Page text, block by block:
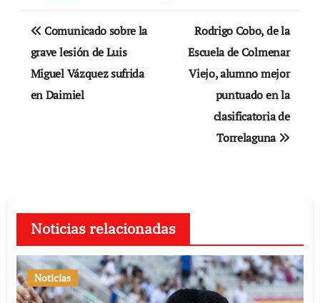
Navegación
de
entradas
Comunicado sobre la
grave lesión de Luis
Miguel Vázquez sufrida
en Daimiel
Rodrigo Cobo, de la
Escuela de Colmenar
Viejo, alumno mejor
puntuado en la
clasificatoria de
Torrelaguna
Noticias relacionadas
Noticias